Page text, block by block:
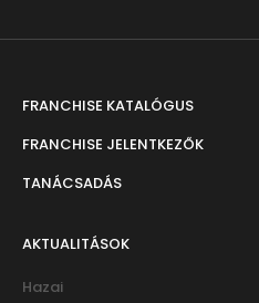
FRANCHISE KATALÓGUS
FRANCHISE JELENTKEZŐK
TANÁCSADÁS
AKTUALITÁSOK
Hazai